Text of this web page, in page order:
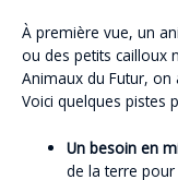
À première vue, un
ou des petits cailloux
Animaux du Futur, on
Voici quelques pistes
Un besoin en
de la terre